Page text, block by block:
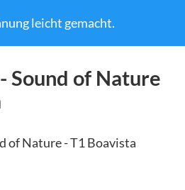
leicht gemacht.
Sound of Nature